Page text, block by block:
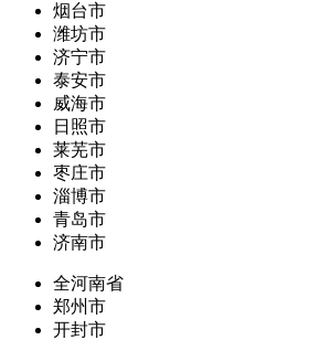
烟台市
潍坊市
济宁市
泰安市
威海市
日照市
莱芜市
枣庄市
淄博市
青岛市
济南市
全河南省
郑州市
开封市